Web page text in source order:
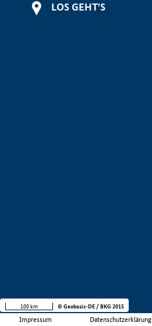
LOS GEHT'S
Impressum Datenschutzerklärung
100 km © Geobasis-DE / BKG 2015